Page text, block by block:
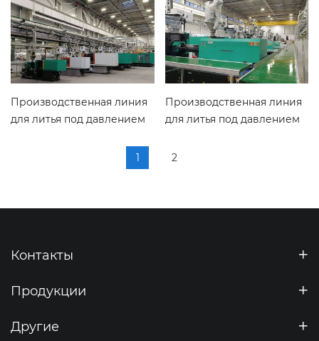
Производственная линия
для литья под давлением
Производственная линия
для литья под давлением
1 2
Контакты
Продукции
Другие